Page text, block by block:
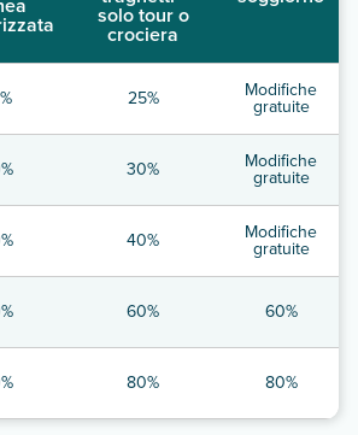
solo tour o
crociera
25% Modifiche
gratuite
30% Modifiche
gratuite
40% Modifiche
gratuite
60% 60%
80% 80%